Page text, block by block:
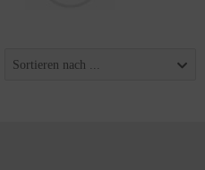
Sortieren nach ...